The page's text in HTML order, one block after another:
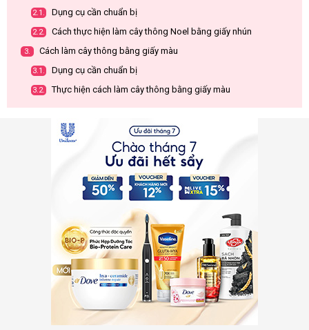
2.1. Dụng cụ cần chuẩn bị
2.2. Cách thực hiện làm cây thông Noel bằng giấy nhún
3. Cách làm cây thông bằng giấy màu
3.1. Dụng cụ cần chuẩn bị
3.2. Thực hiện cách làm cây thông bằng giấy màu